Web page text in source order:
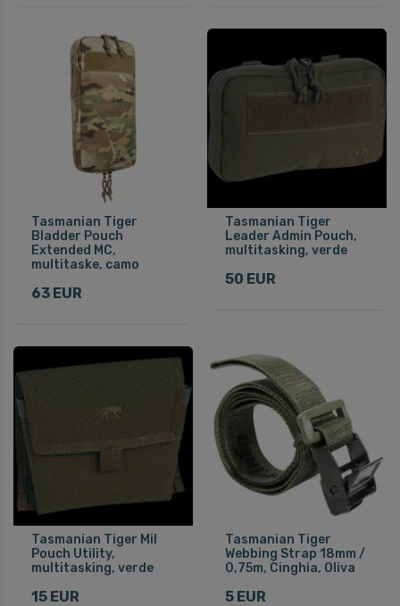
Tasmanian Tiger
Bladder Pouch
Extended MC,
multitaske, camo
63 EUR
Tasmanian Tiger
Leader Admin Pouch,
multitasking, verde
50 EUR
Tasmanian Tiger Mil
Pouch Utility,
multitasking, verde
15 EUR
Tasmanian Tiger
Webbing Strap 18mm /
0,75m, Cinghia, Oliva
5 EUR